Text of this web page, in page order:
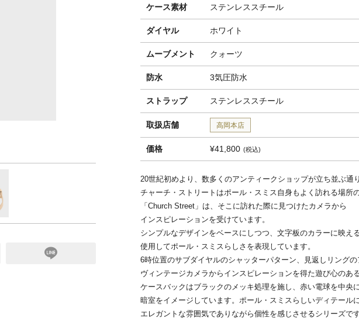
ケース素材 ステンレススチール
ダイヤル ホワイト
ムーブメント クォーツ
防水 3気圧防水
ストラップ ステンレススチール
取扱店舗 高岡本店
価格 ¥41,800 税込
20世紀初めより、数多くのアンティークショップが立ち並ぶ通
チャーチ・ストリートはポール・スミス自身もよく訪れる場所の
「Church Street」は、そこに訪れた際に見つけたカメラから
インスピレーションを受けています。
シンプルなデザインをベースにしつつ、文字板のカラーに映え
使用してポール・スミスらしさを表現しています。
6時位置のサブダイヤルのシャッターパターン、見返しリングの
ヴィンテージカメラからインスピレーションを得た遊び心のあ
ケースバックはブラックのメッキ処理を施し、赤い電球を中央
暗室をイメージしています。ポール・スミスらしいディテール
エレガントな雰囲気でありながら個性を感じさせるシリーズです